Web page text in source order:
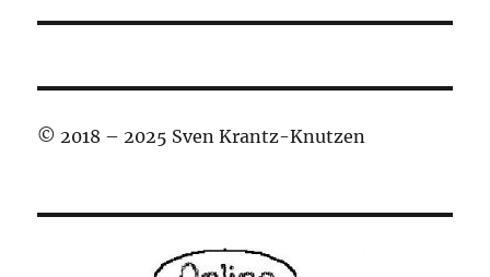
© 2018 – 2025 Sven Krantz-Knutzen